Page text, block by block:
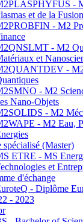
-
et de la Fusion
- M2
- M2
et
-
- M2
Nano-Objets
- M2
- M2 Eau,
spécialisé (Master)
ETRE - MS
et
d'échange
- Diplôme
- 2023